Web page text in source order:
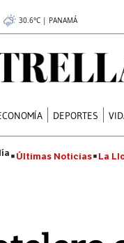
30.6°C | PANAMÁ
DEPORTES
Últimas Noticias La